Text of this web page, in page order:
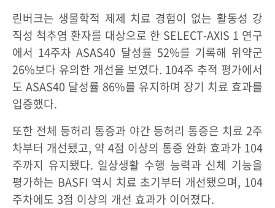
린버크는 생물학적 제제 치료 경험이 없는 활동성 강
직성 척추염 환자를 대상으로 한 SELECT-AXIS 1 연구
에서 14주차 ASAS40 달성률 52%를 기록해 위약군
26%보다 유의한 개선을 보였다. 104주 추적 평가에서
도 ASAS40 달성률 86%를 유지하며 장기 치료 효과를
입증했다.
또한 전체 등허리 통증과 야간 등허리 통증은 치료 2주
차부터 개선됐고, 약 4점 이상의 통증 완화 효과가 104
주까지 유지됐다. 일상생활 수행 능력과 신체 기능을
평가하는 BASFI 역시 치료 초기부터 개선됐으며, 104
주차에도 3점 이상의 개선 효과가 이어졌다.